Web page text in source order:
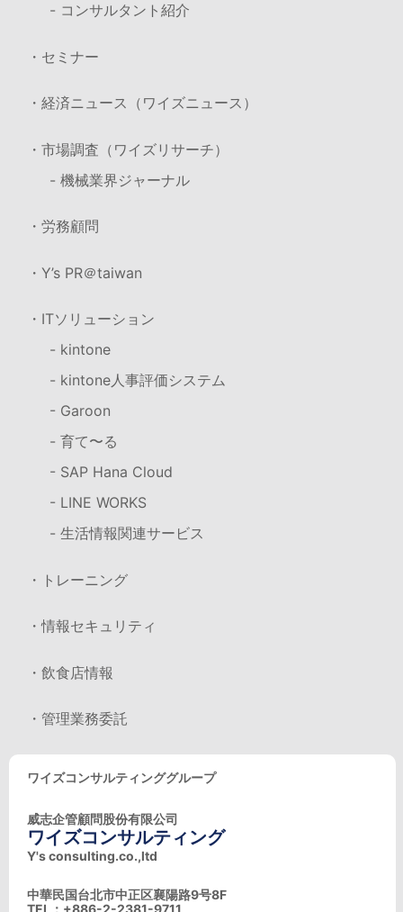
- コンサルタント紹介
・セミナー
・経済ニュース（ワイズニュース）
・市場調査（ワイズリサーチ）
- 機械業界ジャーナル
・労務顧問
・Y’s PR＠taiwan
・ITソリューション
- kintone
- kintone人事評価システム
- Garoon
- 育て〜る
- SAP Hana Cloud
- LINE WORKS
- 生活情報関連サービス
・トレーニング
・情報セキュリティ
・飲食店情報
・管理業務委託
ワイズコンサルティンググループ
威志企管顧問股份有限公司
ワイズコンサルティング
Y's consulting.co.,ltd
中華民国台北市中正区襄陽路9号8F
TEL：+886-2-2381-9711